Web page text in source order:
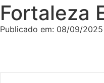
Fortaleza
Publicado em: 08/09/2025